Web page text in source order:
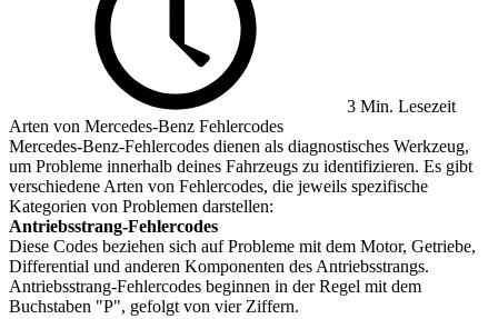
3 Min. Lesezeit
Arten von Mercedes-Benz Fehlercodes
Mercedes-Benz-Fehlercodes dienen als diagnostisches Werkzeug,
um Probleme innerhalb deines Fahrzeugs zu identifizieren. Es gibt
verschiedene Arten von Fehlercodes, die jeweils spezifische
Kategorien von Problemen darstellen:
Antriebsstrang-Fehlercodes
Diese Codes beziehen sich auf Probleme mit dem Motor, Getriebe,
Differential und anderen Komponenten des Antriebsstrangs.
Antriebsstrang-Fehlercodes beginnen in der Regel mit dem
Buchstaben "P", gefolgt von vier Ziffern.